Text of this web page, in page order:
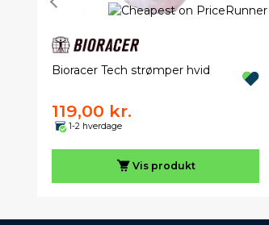
Bioracer Tech strømper hvid
119,00 kr.
1-2 hverdage
Vis produkt